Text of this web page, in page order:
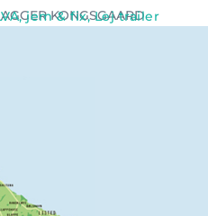
KONGSGAARD
,jem & fix,Lej trailer